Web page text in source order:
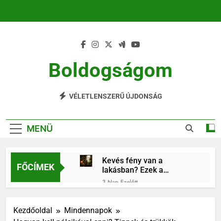
Boldogságom
Mindennapi Élet Örömei
VÉLETLENSZERŰ ÚJDONSÁG
MENÜ
FŐCÍMEK
Kevés fény van a
lakásban? Ezek a
szobanövények
könnyebben
3 Nap Ezelőtt
völgy!
4 Nap Ezelőtt
Kezdőoldal
Mindennapok